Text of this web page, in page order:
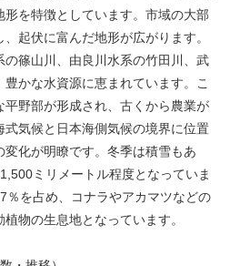
を特徴としています。市域の大部
起伏に富んだ地形が広がります。
の篠山川、由良川水系の竹田川、武
かな水資源に恵まれています。こ
野部が形成され、古くから農業が
気候と日本海側気候の境界に位置
化が明瞭です。冬季は積雪もあ
ミリメートル程度となっていま
％を占め、コナラやアカマツなどの
物の生息地となっています。